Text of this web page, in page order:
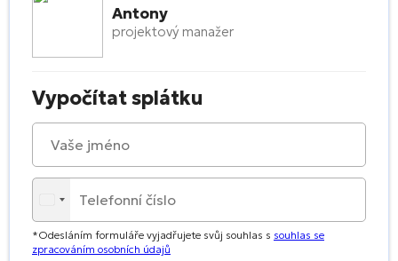
Antony
projektový manažer
Vypočítat splátku
*Odesláním formuláře vyjadřujete svůj souhlas s souhlas se
zpracováním osobních údajů